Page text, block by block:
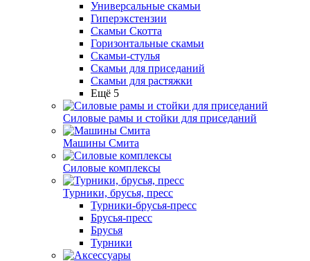
Универсальные скамьи
Гиперэкстензии
Скамьи Скотта
Горизонтальные скамьи
Скамьи-стулья
Скамьи для приседаний
Скамьи для растяжки
Ещё 5
Силовые рамы и стойки для приседаний
Машины Смита
Силовые комплексы
Турники, брусья, пресс
Турники-брусья-пресс
Брусья-пресс
Брусья
Турники